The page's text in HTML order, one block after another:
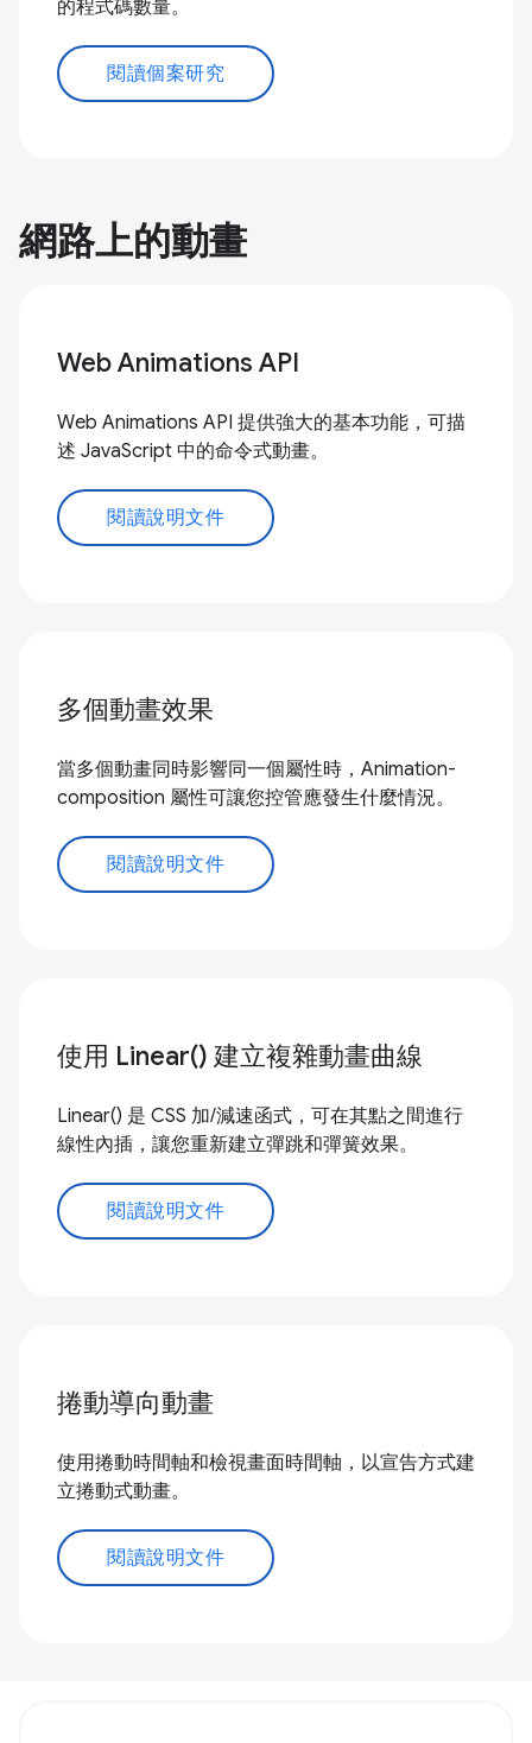
的程式碼數量。
閱讀個案研究
網路上的動畫
Web Animations API
Web Animations API 提供強大的基本功能，可描
述 JavaScript 中的命令式動畫。
閱讀說明文件
多個動畫效果
當多個動畫同時影響同一個屬性時，Animation-
composition 屬性可讓您控管應發生什麼情況。
閱讀說明文件
使用 Linear() 建立複雜動畫曲線
Linear() 是 CSS 加/減速函式，可在其點之間進行
線性內插，讓您重新建立彈跳和彈簧效果。
閱讀說明文件
捲動導向動畫
使用捲動時間軸和檢視畫面時間軸，以宣告方式建
立捲動式動畫。
閱讀說明文件